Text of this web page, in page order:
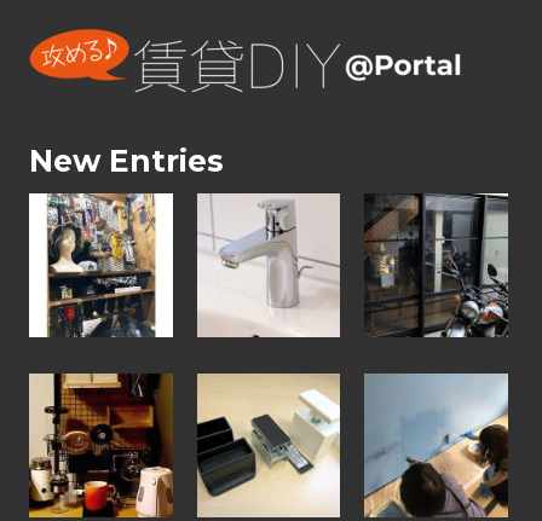
New Entries
【
客
様
の
写
真
お
の
水
漏
れ
【
お
客
様
の
写
真
お
客
様
の
ォ
リ
ス
ト
ー
ク
シ